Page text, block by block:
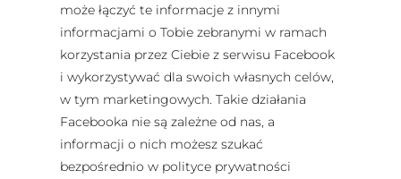
może łączyć te informacje z innymi
informacjami o Tobie zebranymi w ramach
korzystania przez Ciebie z serwisu Facebook
i wykorzystywać dla swoich własnych celów,
w tym marketingowych. Takie działania
Facebooka nie są zależne od nas, a
informacji o nich możesz szukać
bezpośrednio w polityce prywatności